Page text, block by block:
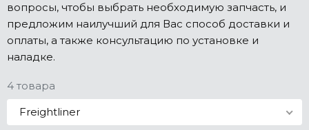
вопросы, чтобы выбрать необходимую запчасть, и
предложим наилучший для Вас способ доставки и
оплаты, а также консультацию по установке и
наладке.
4 товара
Freightliner